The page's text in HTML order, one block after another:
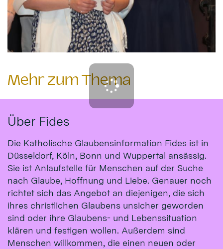
Mehr zum Thema
Über Fides
Die Katholische Glaubensinformation Fides ist in
Düsseldorf, Köln, Bonn und Wuppertal ansässig.
Sie ist Anlaufstelle für Menschen auf der Suche
nach Glaube, Hoffnung und Liebe. Genauer noch
richtet sich das Angebot an diejenigen, die sich
ihres christlichen Glaubens unsicher geworden
sind oder ihre Glaubens- und Lebenssituation
klären und festigen wollen. Außerdem sind
Menschen willkommen, die einen neuen oder